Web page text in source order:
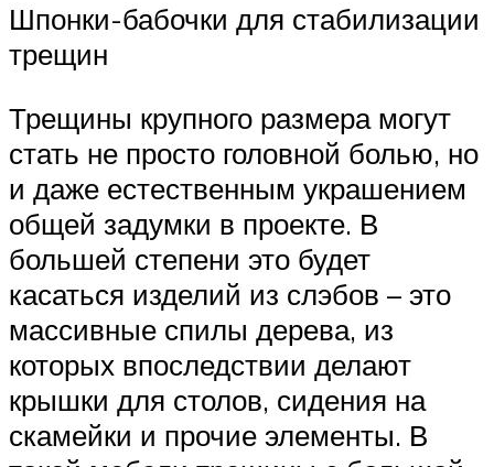
Шпонки-бабочки для стабилизации
трещин
Трещины крупного размера могут
стать не просто головной болью, но
и даже естественным украшением
общей задумки в проекте. В
большей степени это будет
касаться изделий из слэбов – это
массивные спилы дерева, из
которых впоследствии делают
крышки для столов, сидения на
скамейки и прочие элементы. В